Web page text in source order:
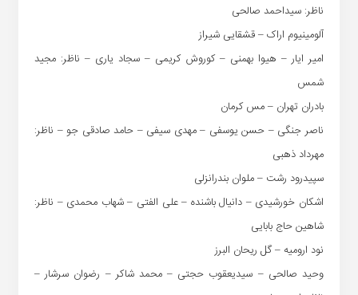
ناظر: سیداحمد صالحی
آلومینیوم اراک – قشقایی شیراز
امیر ایار – هیوا بهمنی – کوروش کریمی – سجاد یاری – ناظر: مجید
شمس
بادران تهران – مس کرمان
ناصر جنگی – حسن یوسفی – مهدی سیفی – حامد صادقی جو – ناظر:
مهرداد ذهبی
سپیدرود رشت – ملوان بندرانزلی
اشکان خورشیدی – دانیال باشنده – علی الفتی – شهاب محمدی – ناظر:
شاهین حاج بابایی
نود ارومیه – گل ریحان البرز
وحید صالحی – سیدیعقوب حجتی – محمد شاکر – رضوان سرشار –